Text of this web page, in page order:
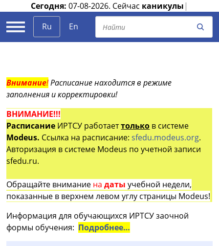
Сегодня: 07-08-2026. Сейчас каникулы |
Ru
En
Внимание!Расписание находится в режиме
заполнения и корректировки!
ВНИМАНИЕ!!!
Расписание ИРТСУ работаеттолько в системе
Modeus. Ссылка на расписание:sfedu.modeus.org.
Авторизация в системе Modeus по учетной записи
sfedu.ru.
Обращайте внимание на датыучебной недели,
показанные в верхнем левом углу страницы Modeus!
Информация для обучающихся ИРТСУ заочной
формы обучения: Подробнее…